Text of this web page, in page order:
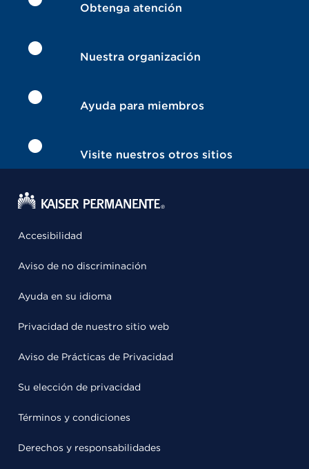
Obtenga atención
Nuestra organización
Ayuda para miembros
Visite nuestros otros sitios
Accesibilidad
Aviso de no discriminación
Ayuda en su idioma
Privacidad de nuestro sitio web
Aviso de Prácticas de Privacidad
Su elección de privacidad
Términos y condiciones
Derechos y responsabilidades